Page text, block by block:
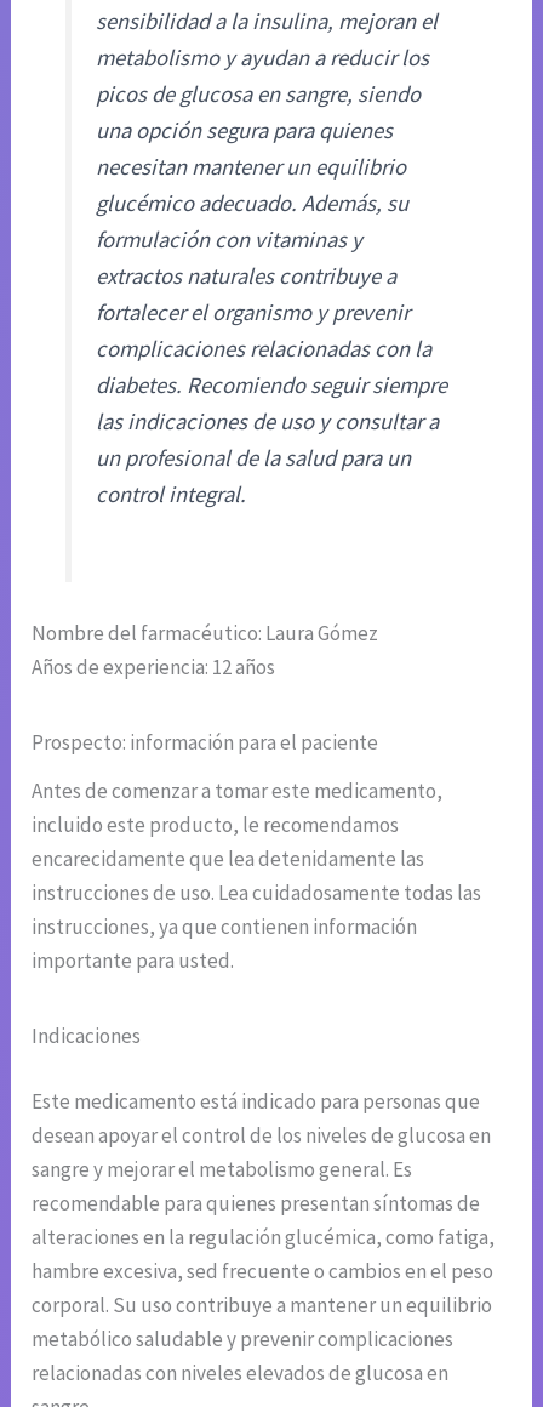
sensibilidad a la insulina, mejoran el
metabolismo y ayudan a reducir los
picos de glucosa en sangre, siendo
una opción segura para quienes
necesitan mantener un equilibrio
glucémico adecuado. Además, su
formulación con vitaminas y
extractos naturales contribuye a
fortalecer el organismo y prevenir
complicaciones relacionadas con la
diabetes. Recomiendo seguir siempre
las indicaciones de uso y consultar a
un profesional de la salud para un
control integral.
Nombre del farmacéutico: Laura Gómez
Años de experiencia: 12 años
Prospecto: información para el paciente
Antes de comenzar a tomar este medicamento,
incluido este producto, le recomendamos
encarecidamente que lea detenidamente las
instrucciones de uso. Lea cuidadosamente todas las
instrucciones, ya que contienen información
importante para usted.
Indicaciones
Este medicamento está indicado para personas que
desean apoyar el control de los niveles de glucosa en
sangre y mejorar el metabolismo general. Es
recomendable para quienes presentan síntomas de
alteraciones en la regulación glucémica, como fatiga,
hambre excesiva, sed frecuente o cambios en el peso
corporal. Su uso contribuye a mantener un equilibrio
metabólico saludable y prevenir complicaciones
relacionadas con niveles elevados de glucosa en